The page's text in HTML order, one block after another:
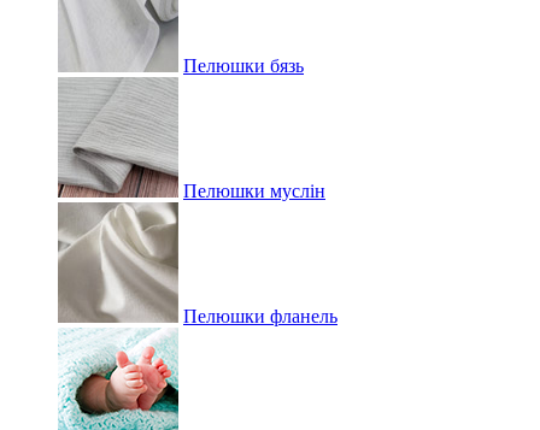
Пелюшки бязь
Пелюшки муслін
Пелюшки фланель